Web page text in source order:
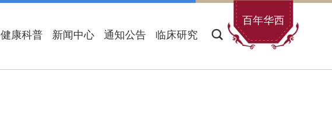
百年华西
健康科普 新闻中心 通知公告 临床研究